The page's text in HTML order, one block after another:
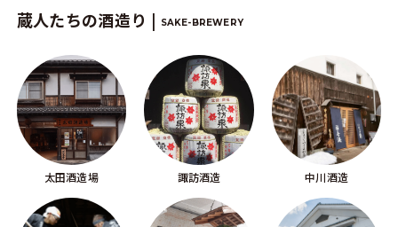
蔵人たちの酒造り | SAKE-BREWERY
太田酒造場 諏訪酒造 中川酒造